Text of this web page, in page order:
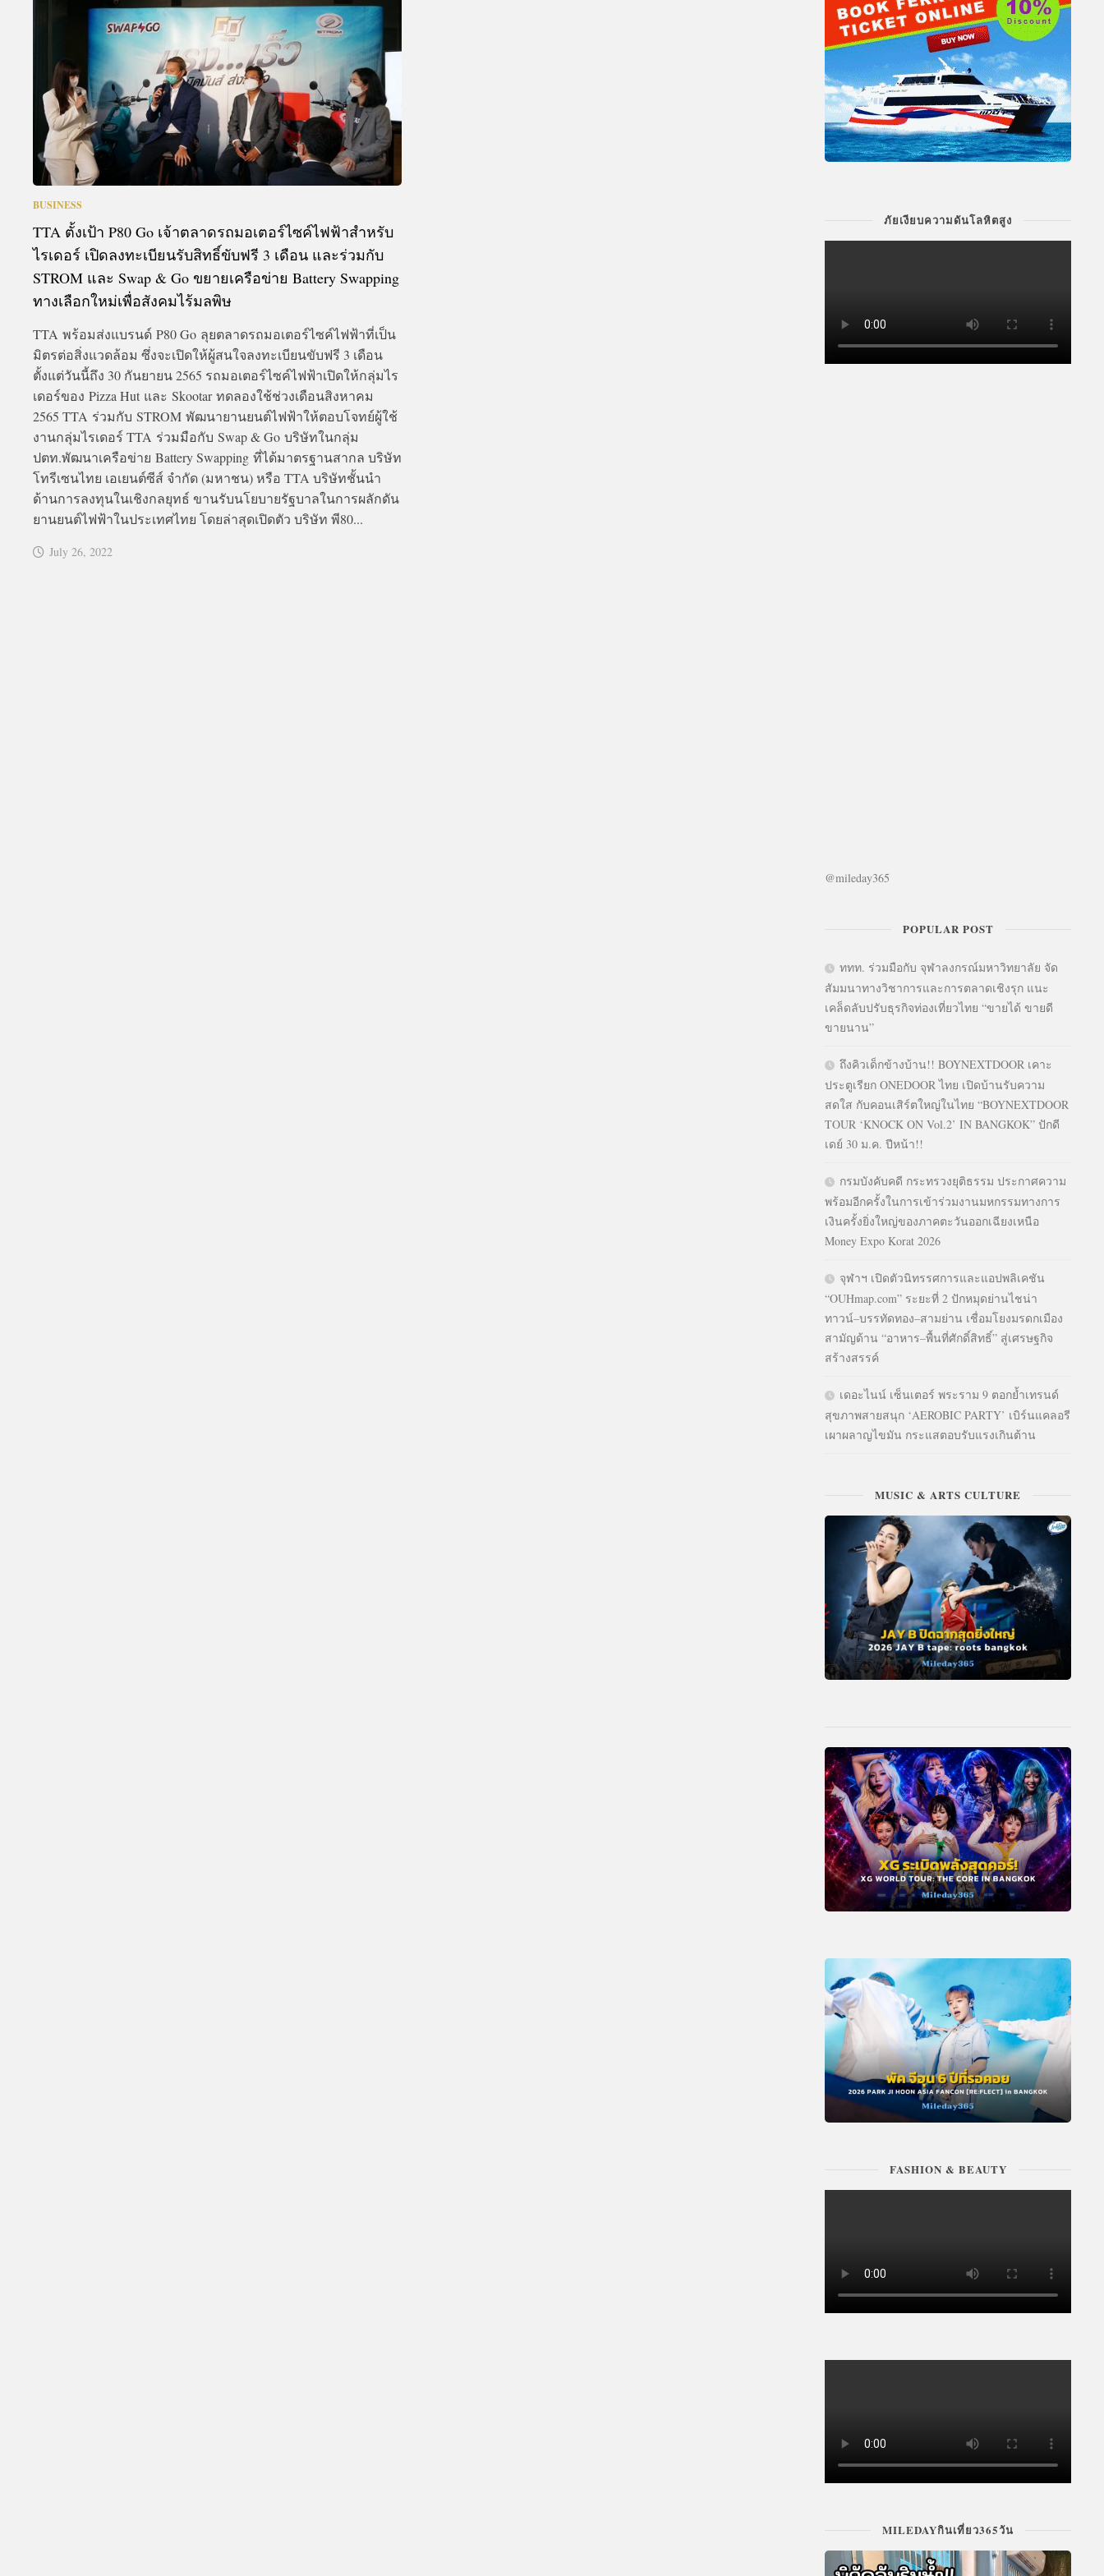
ACTIVITIES
&
EVENT
DEAL
BUSINESS
TTA ตั้งเป้า P80 Go เจ้าตลาดรถมอเตอร์ไซค์ไฟฟ้าสำหรับ
ไรเดอร์ เปิดลงทะเบียนรับสิทธิ์ขับฟรี 3 เดือน และร่วมกับ
STROM และ Swap & Go ขยายเครือข่าย Battery Swapping
ทางเลือกใหม่เพื่อสังคมไร้มลพิษ
TTA พร้อมส่งแบรนด์ P80 Go ลุยตลาดรถมอเตอร์ไซค์ไฟฟ้าที่เป็น
มิตรต่อสิ่งแวดล้อม ซึ่งจะเปิดให้ผู้สนใจลงทะเบียนขับฟรี 3 เดือน
ตั้งแต่วันนี้ถึง 30 กันยายน 2565 รถมอเตอร์ไซค์ไฟฟ้าเปิดให้กลุ่มไร
เดอร์ของ Pizza Hut และ Skootar ทดลองใช้ช่วงเดือนสิงหาคม
2565 TTA ร่วมกับ STROM พัฒนายานยนต์ไฟฟ้าให้ตอบโจทย์ผู้ใช้
งานกลุ่มไรเดอร์ TTA ร่วมมือกับ Swap & Go บริษัทในกลุ่ม
ปตท.พัฒนาเครือข่าย Battery Swapping ที่ได้มาตรฐานสากล บริษัท
โทรีเซนไทย เอเยนต์ซีส์ จำกัด (มหาชน) หรือ TTA บริษัทชั้นนำ
ด้านการลงทุนในเชิงกลยุทธ์ ขานรับนโยบายรัฐบาลในการผลักดัน
ยานยนต์ไฟฟ้าในประเทศไทย โดยล่าสุดเปิดตัว บริษัท พี80...
July 26, 2022
ภัยเงียบความดันโลหิตสูง
@mileday365
POPULAR POST
ททท. ร่วมมือกับ จุฬาลงกรณ์มหาวิทยาลัย จัด
สัมมนาทางวิชาการและการตลาดเชิงรุก แนะ
เคล็ดลับปรับธุรกิจท่องเที่ยวไทย “ขายได้ ขายดี
ขายนาน”
ถึงคิวเด็กข้างบ้าน!! BOYNEXTDOOR เคาะ
ประตูเรียก ONEDOOR ไทย เปิดบ้านรับความ
สดใส กับคอนเสิร์ตใหญ่ในไทย “BOYNEXTDOOR
TOUR ‘KNOCK ON Vol.2’ IN BANGKOK” ปักดี
เดย์ 30 ม.ค. ปีหน้า!!
กรมบังคับคดี กระทรวงยุติธรรม ประกาศความ
พร้อมอีกครั้งในการเข้าร่วมงานมหกรรมทางการ
เงินครั้งยิ่งใหญ่ของภาคตะวันออกเฉียงเหนือ
Money Expo Korat 2026
จุฬาฯ เปิดตัวนิทรรศการและแอปพลิเคชัน
“OUHmap.com” ระยะที่ 2 ปักหมุดย่านไชน่า
ทาวน์–บรรทัดทอง–สามย่าน เชื่อมโยงมรดกเมือง
สามัญด้าน “อาหาร–พื้นที่ศักดิ์สิทธิ์” สู่เศรษฐกิจ
สร้างสรรค์
เดอะไนน์ เซ็นเตอร์ พระราม 9 ตอกย้ำเทรนด์
สุขภาพสายสนุก ‘AEROBIC PARTY’ เบิร์นแคลอรี
เผาผลาญไขมัน กระแสตอบรับแรงเกินต้าน
MUSIC & ARTS CULTURE
FASHION & BEAUTY
MILEDAYกินเที่ยว365วัน